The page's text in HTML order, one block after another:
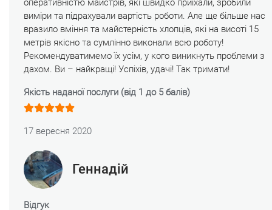
оперативністю майстрів, які швидко приїхали, зробили
виміри та підрахували вартість роботи. Але ще більше нас
вразило вміння та майстерність хлопців, які на висоті 15
метрів якісно та сумлінно виконали всю роботу!
Рекомендуватимемо їх усім, у кого виникнуть проблеми з
дахом. Ви – найкращі! Успіхів, удачі! Так тримати!
Якість наданої послуги (від 1 до 5 балів)
17 вересня 2020
Геннадій
Відгук